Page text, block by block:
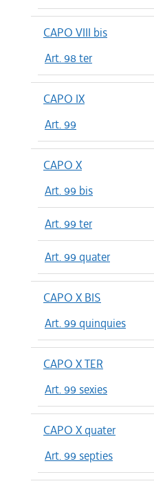
CAPO VIII bis
Art. 98 ter
CAPO IX
Art. 99
CAPO X
Art. 99 bis
Art. 99 ter
Art. 99 quater
CAPO X BIS
Art. 99 quinquies
CAPO X TER
Art. 99 sexies
CAPO X quater
Art. 99 septies